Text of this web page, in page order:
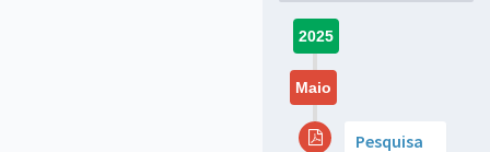
2025
Maio
Pesquisa